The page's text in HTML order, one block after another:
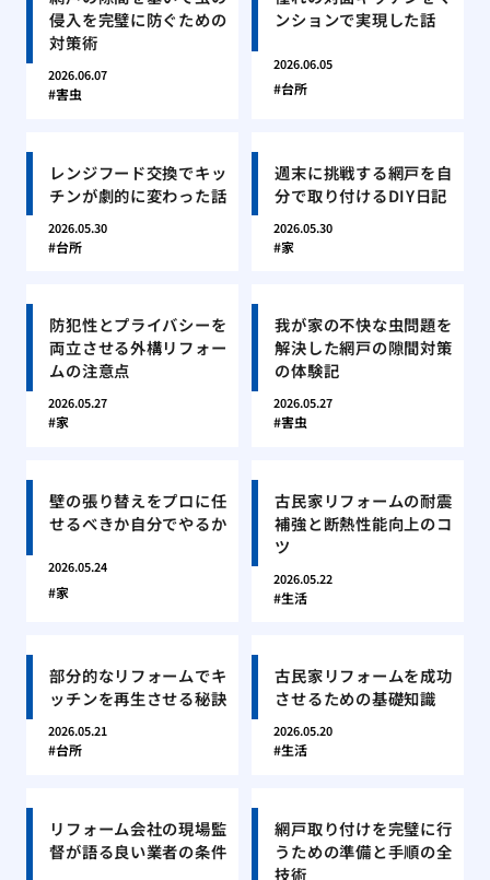
侵入を完璧に防ぐための
対策術
2026.06.07
害虫
ンションで実現した話
2026.06.05
台所
レンジフード交換でキッ
チンが劇的に変わった話
2026.05.30
台所
週末に挑戦する網戸を自
分で取り付けるDIY日記
2026.05.30
家
防犯性とプライバシーを
両立させる外構リフォー
ムの注意点
2026.05.27
家
我が家の不快な虫問題を
解決した網戸の隙間対策
の体験記
2026.05.27
害虫
壁の張り替えをプロに任
せるべきか自分でやるか
2026.05.24
家
古民家リフォームの耐震
補強と断熱性能向上のコ
ツ
2026.05.22
生活
部分的なリフォームでキ
ッチンを再生させる秘訣
2026.05.21
台所
古民家リフォームを成功
させるための基礎知識
2026.05.20
生活
リフォーム会社の現場監
督が語る良い業者の条件
網戸取り付けを完璧に行
うための準備と手順の全
技術